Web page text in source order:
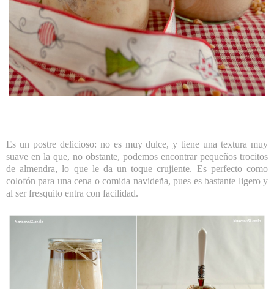
Es un postre delicioso: no es muy dulce, y tiene una textura muy
suave en la que, no obstante, podemos encontrar pequeños trocitos
de almendra, lo que le da un toque crujiente. Es perfecto como
colofón para una cena o comida navideña, pues es bastante ligero y
al ser fresquito entra con facilidad.